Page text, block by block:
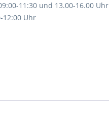
11:30 und 13.00-16.00 Uhr
12:00 Uhr